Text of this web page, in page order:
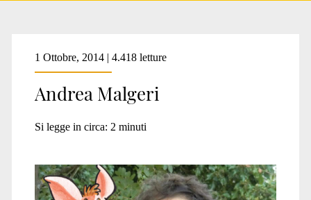
Tag:
<span>fumetti
antispecisti</span>
1 Ottobre, 2014 | 4.418 letture
Andrea Malgeri
Si legge in circa: 2 minuti